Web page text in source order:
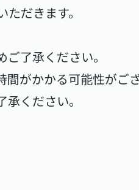
だきます。
了承ください。
がかかる可能性がご
ください。